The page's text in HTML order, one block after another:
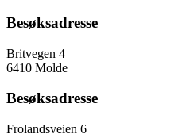
Besøksadresse
Britvegen 4
6410 Molde
Besøksadresse
Frolandsveien 6